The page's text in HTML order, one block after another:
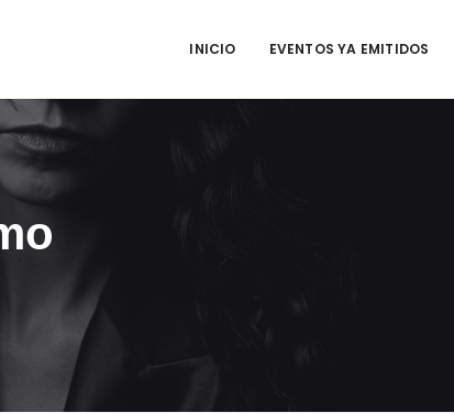
INICIO EVENTOS YA EMITIDOS